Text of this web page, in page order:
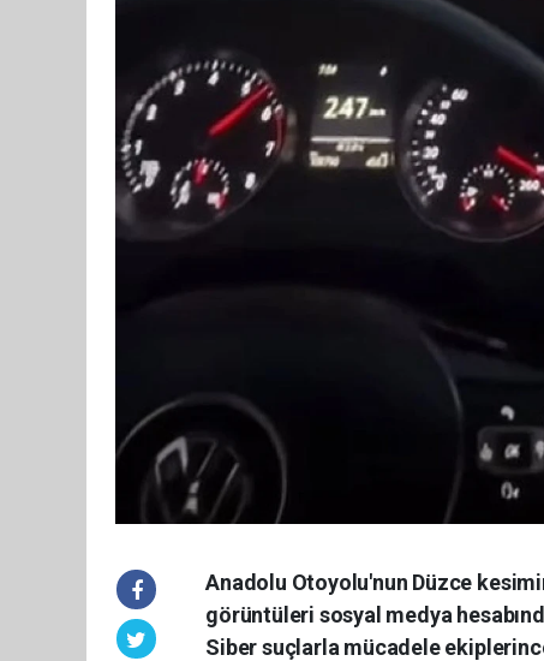
Anadolu Otoyolu'nun Düzce
görüntüleri sosyal medya
Siber suçlarla mücadele